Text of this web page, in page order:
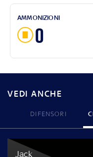
AMMONIZIONI
0
VEDI ANCHE
DIFENSORI
Jack